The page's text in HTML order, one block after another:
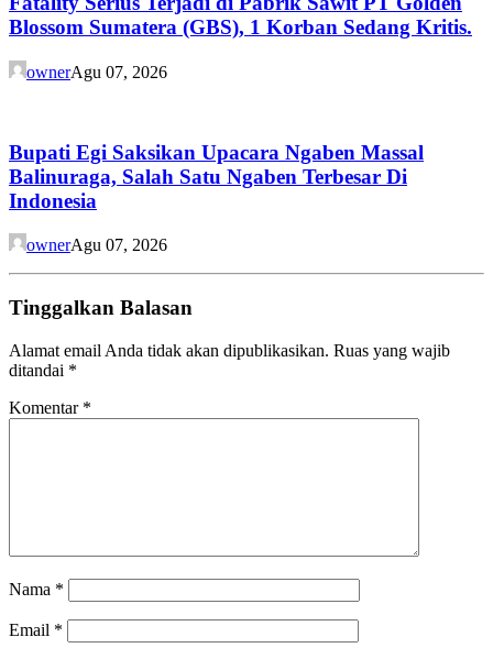
Blossom Sumatera (GBS), 1 Korban Sedang Kritis.
ownerAgu 07, 2026
Bupati Egi Saksikan Upacara Ngaben Massal
Balinuraga, Salah Satu Ngaben Terbesar Di
Indonesia
ownerAgu 07, 2026
Tinggalkan Balasan
Alamat email Anda tidak akan dipublikasikan. Ruas yang wajib
ditandai *
Komentar *
Nama *
Email *